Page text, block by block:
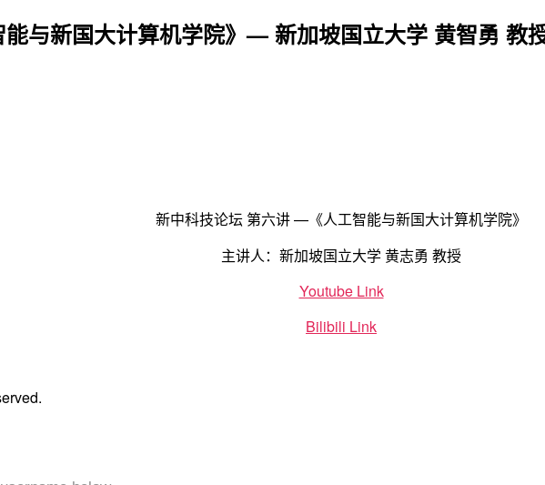
与新国大计算机学院》— 新加坡国立大学 黄智勇 教
新中科技论坛 第六讲 —《人工智能与新国大计算机学院》
主讲人：新加坡国立大学 黄志勇 教授
Youtube Link
Bilibili Link